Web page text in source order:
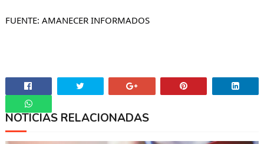
FUENTE: AMANECER INFORMADOS
Whatsapp
NOTICIAS RELACIONADAS